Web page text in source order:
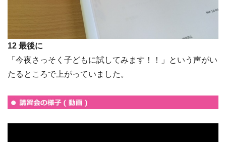
12 最後に
「今夜さっそく子どもに試してみます！！」という声がい
たるところで上がっていました。